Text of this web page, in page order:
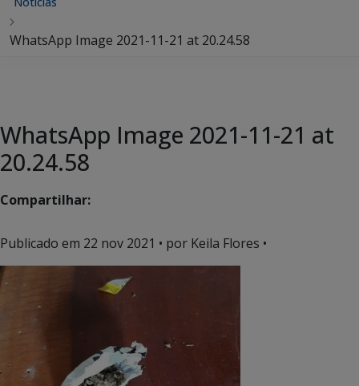
WhatsApp Image 2021-11-21 at 20.24.58
WhatsApp Image 2021-11-21 at
20.24.58
Compartilhar:
Publicado em 22 nov 2021 • por Keila Flores •